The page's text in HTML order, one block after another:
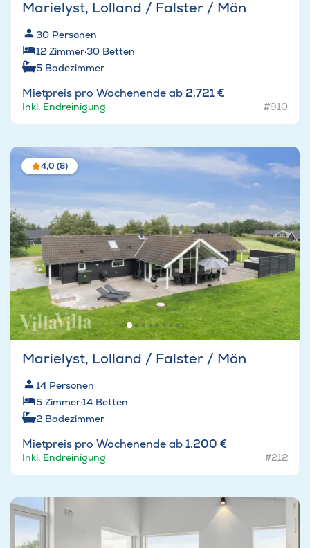
Marielyst, Lolland / Falster / Mön
30 Personen
12 Zimmer·30 Betten
5 Badezimmer
Mietpreis pro Wochenende ab 2.721 €
Inkl. Endreinigung #910
4,0 (8)
Marielyst, Lolland / Falster / Mön
14 Personen
5 Zimmer·14 Betten
2 Badezimmer
Mietpreis pro Wochenende ab1.200 €
Inkl. Endreinigung #212